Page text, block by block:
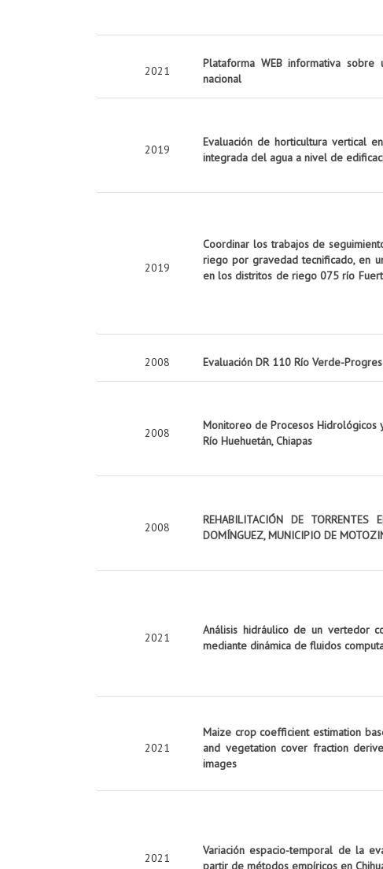
2021
Plataforma WEB informativa
nacional
2019
Evaluación de horticultura vertical
integrada del agua a nivel de
2019
Coordinar los trabajos de
riego por gravedad tecnificado, en
en los distritos de riego 075 río
2008 Evaluación DR 110 Río Verde-
2008
Monitoreo de Procesos Hidrológicos
Río Huehuetán, Chiapas
2008
REHABILITACIÓN DE TORRENTES
DOMÍNGUEZ, MUNICIPIO DE
2021
Análisis hidráulico de un vertedor
mediante dinámica de fluidos
2021
Maize crop coefficient estimation
and vegetation cover fraction
images
2021
Variación espacio-temporal de la
partir de métodos empíricos en